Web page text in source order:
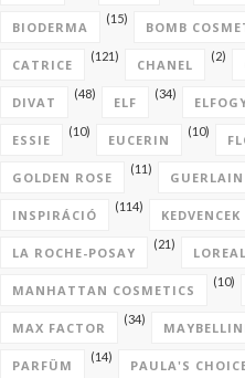
BIODERMA
(15)
BOMB
CATRICE
(121)
CHANEL
(2)
DIVAT
(48)
ELF
(34)
ESSIE
(10)
EUCERIN
(10)
GOLDEN ROSE
(11)
GUERLAIN
INSPIRÁCIÓ
(114)
KEDVENCEK
LA ROCHE-POSAY
(21)
LOREAL
MANHATTAN COSMETICS
(10)
MAX FACTOR
(34)
PARFÜM
(14)
PAULA'S